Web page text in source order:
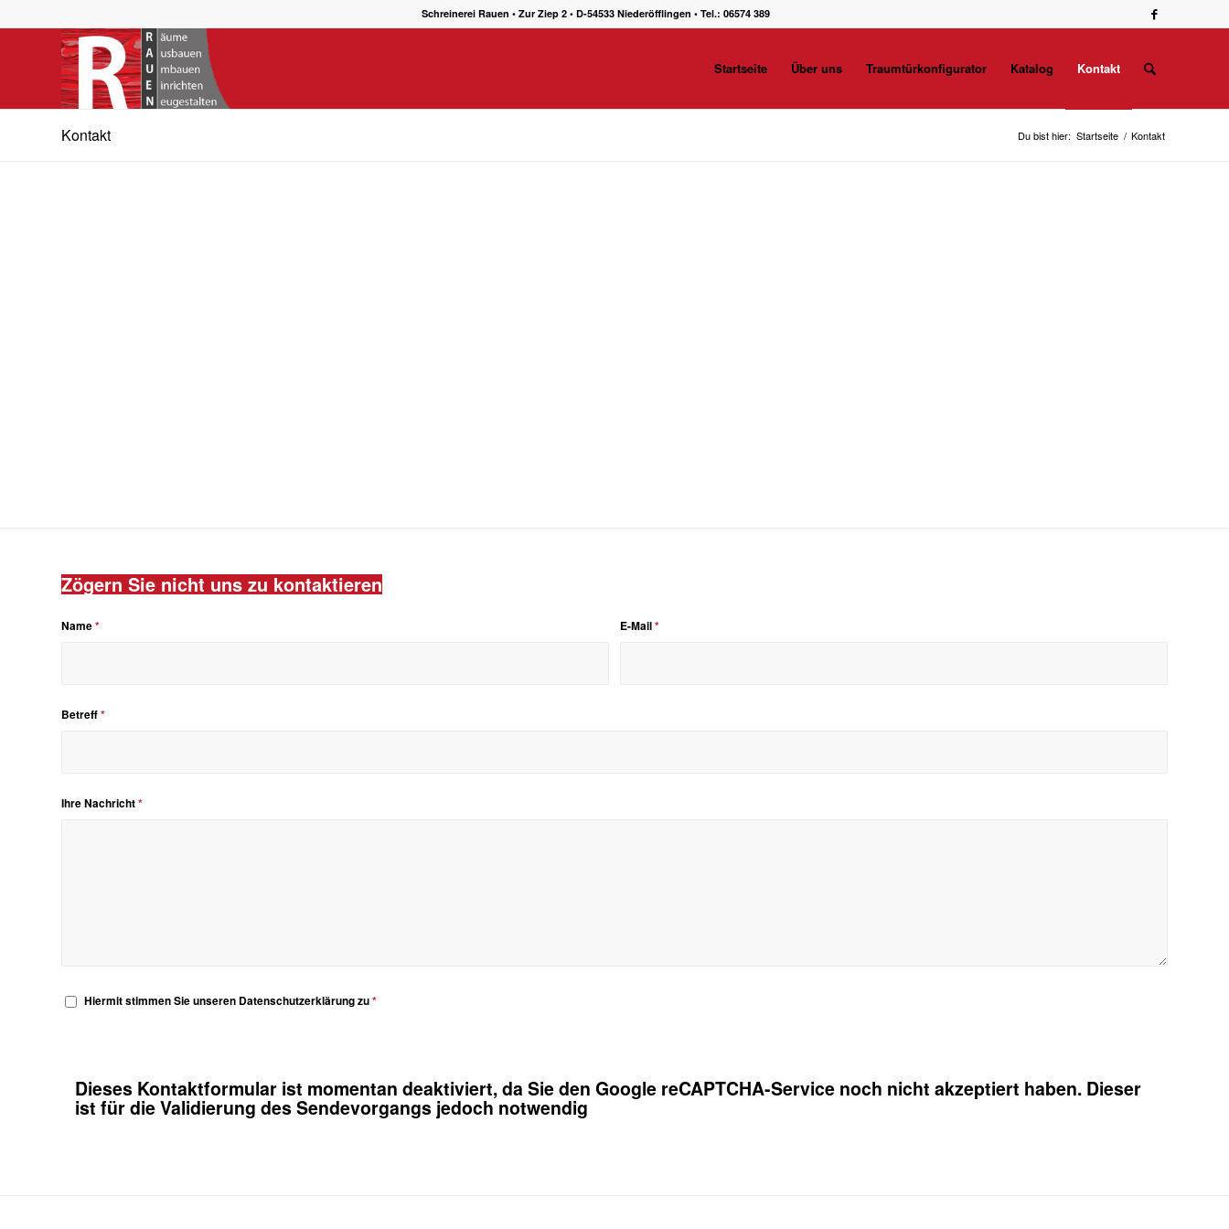
Schreinerei Rauen • Zur Ziep 2 • D-54533 Niederöfflingen • Tel.: 06574 389
Startseite Über uns Traumtürkonfigurator Katalog Kontakt
Kontakt Du bist hier: Startseite / Kontakt
Zögern Sie nicht uns zu kontaktieren
Name* E-Mail*
Betreff*
Ihre Nachricht*
Hiermit stimmen Sie unseren Datenschutzerklärung zu*
Dieses Kontaktformular ist momentan deaktiviert, da Sie den Google reCAPTCHA-Service noch nicht akzeptiert haben. Dieser
ist für die Validierung des Sendevorgangs jedoch notwendig